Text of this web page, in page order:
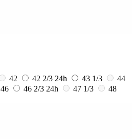
42 42 2/3 24h 43 1/3
44
46 46 2/3 24h 47 1/3
48